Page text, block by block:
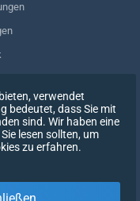
verwendet
bedeutet, dass Sie mit
sind. Wir haben eine
lesen sollten, um
zu erfahren.